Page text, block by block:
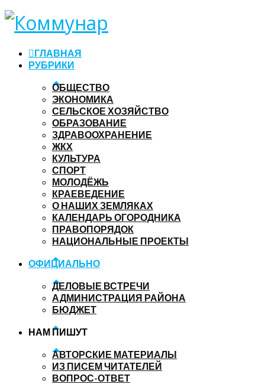
ГЛАВНАЯ
РУБРИКИ
ОБЩЕСТВО
ЭКОНОМИКА
СЕЛЬСКОЕ ХОЗЯЙСТВО
ОБРАЗОВАНИЕ
ЗДРАВООХРАНЕНИЕ
ЖКХ
КУЛЬТУРА
СПОРТ
МОЛОДЁЖЬ
КРАЕВЕДЕНИЕ
О НАШИХ ЗЕМЛЯКАХ
КАЛЕНДАРЬ ОГОРОДНИКА
ПРАВОПОРЯДОК
НАЦИОНАЛЬНЫЕ ПРОЕКТЫ
ОФИЦИАЛЬНО
ДЕЛОВЫЕ ВСТРЕЧИ
АДМИНИСТРАЦИЯ РАЙОНА
БЮДЖЕТ
НАМ ПИШУТ
АВТОРСКИЕ МАТЕРИАЛЫ
ИЗ ПИСЕМ ЧИТАТЕЛЕЙ
ВОПРОС-ОТВЕТ